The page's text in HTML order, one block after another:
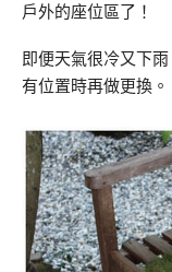
戶外的座位區了！
即便天氣很冷又下
有位置時再做更換。